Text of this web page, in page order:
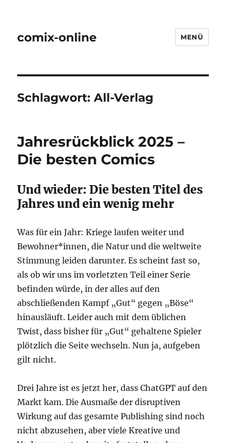
comix-online MENÜ
Schlagwort:All-Verlag
Jahresrückblick 2025 –
Die besten Comics
Und wieder: Die besten Titel des
Jahres und ein wenig mehr
Was für ein Jahr: Kriege laufen weiter und
Bewohner*innen, die Natur und die weltweite
Stimmung leiden darunter. Es scheint fast so,
als ob wir uns im vorletzten Teil einer Serie
befinden würde, in der alles auf den
abschließenden Kampf „Gut“ gegen „Böse“
hinausläuft. Leider auch mit dem üblichen
Twist, dass bisher für „Gut“ gehaltene Spieler
plötzlich die Seite wechseln. Nun ja, aufgeben
gilt nicht.
Drei Jahre ist es jetzt her, dass ChatGPT auf den
Markt kam. Die Ausmaße der disruptiven
Wirkung auf das gesamte Publishing sind noch
nicht abzusehen, aber viele Kreative und